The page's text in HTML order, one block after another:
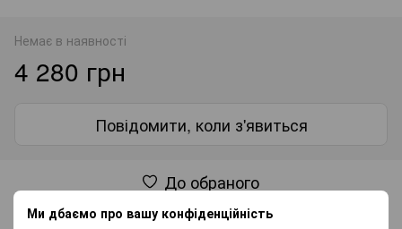
Ми дбаємо про вашу конфіденційність
Немає в наявності
4 280 грн
Повідомити, коли з'явиться
До обраного